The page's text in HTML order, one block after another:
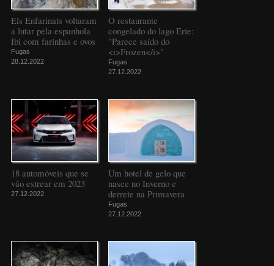
Els Enfarinats voltaram
a lutar pela espanhola
Ibi com farinhas e ovos
Fugas
28.12.2022
O restaurante
congelado do lago Erie:
"Parece saído do
<i>Frozen</i>"
Fugas
27.12.2022
18 automóveis que se
vão estrear em 2023
27.12.2022
Um hotel de gelo que
nasce no Inverno e
derrete na Primavera
Fugas
27.12.2022